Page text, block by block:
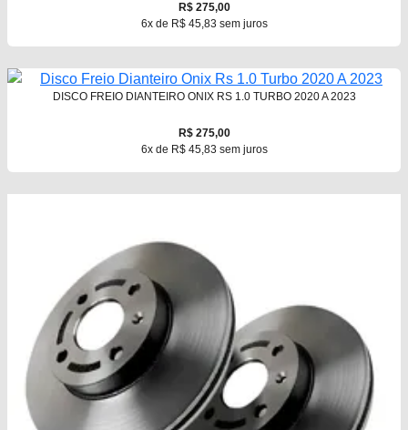
R$ 275,00
6x de R$ 45,83 sem juros
DISCO FREIO DIANTEIRO ONIX RS 1.0 TURBO 2020 A 2023
R$ 275,00
6x de R$ 45,83 sem juros